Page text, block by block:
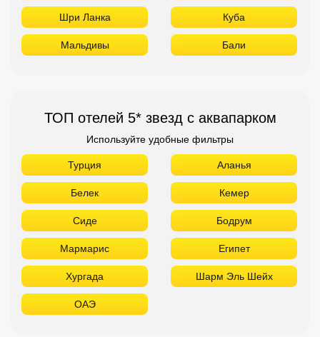
Турция Аланья
Белек
Хургада Шарм Эль Шейх
ОАЭ
ТОП лучших отелей 4* звезды
Используйте удобные фильтры
Турция